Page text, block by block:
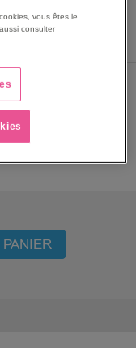
vous êtes le
consulter